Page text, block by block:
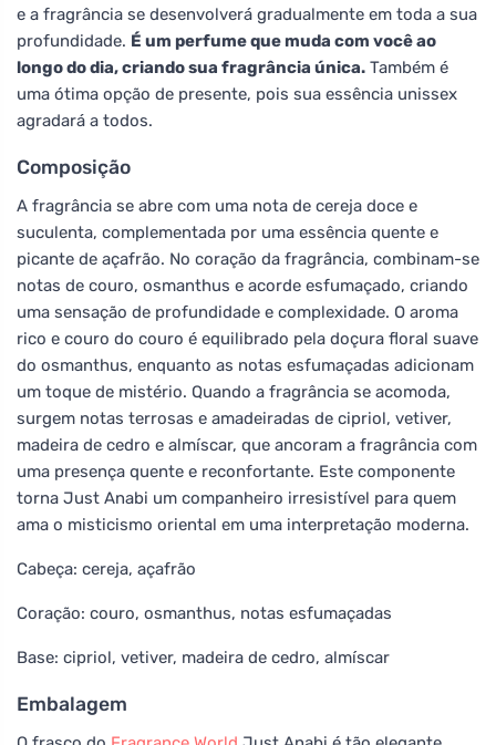
e a fragrância se desenvolverá gradualmente em toda a sua
profundidade. É um perfume que muda com você ao
longo do dia, criando sua fragrância única. Também é
uma ótima opção de presente, pois sua essência unissex
agradará a todos.
Composição
A fragrância se abre com uma nota de cereja doce e
suculenta, complementada por uma essência quente e
picante de açafrão. No coração da fragrância, combinam-se
notas de couro, osmanthus e acorde esfumaçado, criando
uma sensação de profundidade e complexidade. O aroma
rico e couro do couro é equilibrado pela doçura floral suave
do osmanthus, enquanto as notas esfumaçadas adicionam
um toque de mistério. Quando a fragrância se acomoda,
surgem notas terrosas e amadeiradas de cipriol, vetiver,
madeira de cedro e almíscar, que ancoram a fragrância com
uma presença quente e reconfortante. Este componente
torna Just Anabi um companheiro irresistível para quem
ama o misticismo oriental em uma interpretação moderna.
Cabeça: cereja, açafrão
Coração: couro, osmanthus, notas esfumaçadas
Base: cipriol, vetiver, madeira de cedro, almíscar
Embalagem